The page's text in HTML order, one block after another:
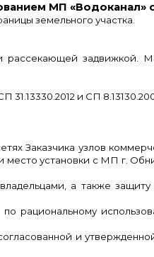
МП «Водоканал»
земельного участка.
задвижкой.
и СП
Заказчика узлов
место установки с МП г.
а также
рациональному
и